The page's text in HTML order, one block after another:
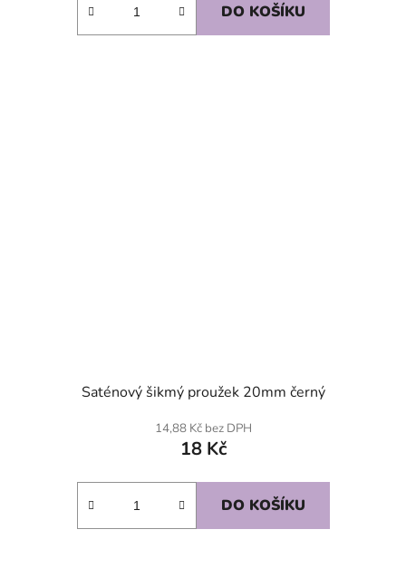
DO KOŠÍKU
Saténový šikmý proužek 20mm černý
14,88 Kč bez DPH
18 Kč
DO KOŠÍKU